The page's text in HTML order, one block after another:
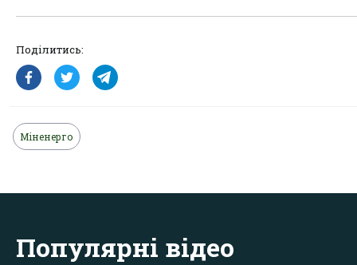
Поділитись:
Міненерго
Популярні відео